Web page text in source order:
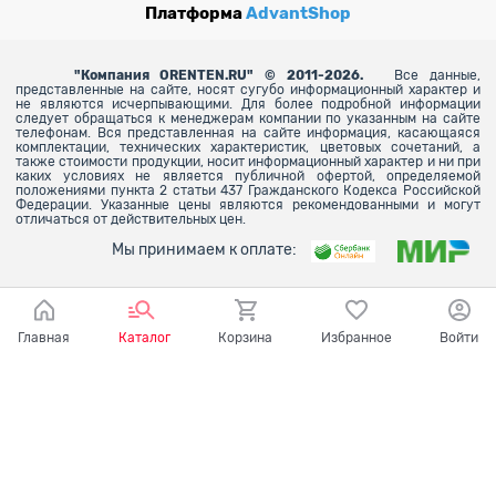
ПлатформаAdvantShop
" Компания ORENTEN.RU" © 2011-2026.
Все данные,
представленные на сайте, носят сугубо информационный характер и
не являются исчерпывающими. Для более подробной информации
следует обращаться к менеджерам компании по указанным на сайте
телефонам. Вся представленная на сайте информация, касающаяся
комплектации, технических характеристик, цветовых сочетаний, а
также стоимости продукции, носит информационный характер и ни при
каких условиях не является публичной офертой, определяемой
положениями пункта 2 статьи 437 Гражданского Кодекса Российской
Федерации. Указанные цены являются рекомендованными и могут
отличаться от действительных цен.
Мы принимаем к оплате:
Главная Каталог Корзина Избранное Войти